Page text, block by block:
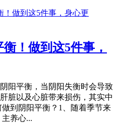
！做到这5件事，
阳平衡，当阴阳失衡时会导致
脏以及心脏带来损伤，其实中
到阴阳平衡？1、随着季节来
养心...